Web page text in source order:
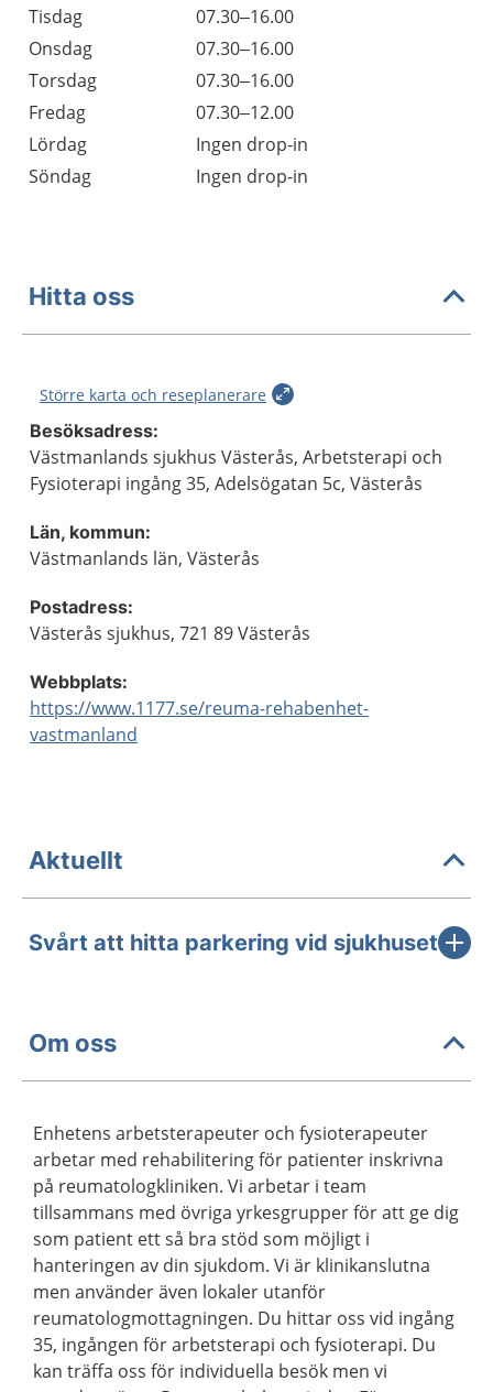
Tisdag
07.30–16.00
Onsdag
07.30–16.00
Torsdag
07.30–16.00
Fredag
07.30–12.00
Lördag
Ingen drop-in
Söndag
Ingen drop-in
Hitta oss
Större karta och reseplanerare
Besöksadress:
Västmanlands sjukhus Västerås, Arbetsterapi och
Fysioterapi ingång 35, Adelsögatan 5c, Västerås
Län, kommun:
Västmanlands län, Västerås
Postadress:
Västerås sjukhus, 721 89 Västerås
Webbplats:
https://www.1177.se/reuma-rehabenhet-
vastmanland
Aktuellt
Svårt att hitta parkering vid sjukhuset
Om oss
Enhetens arbetsterapeuter och fysioterapeuter
arbetar med rehabilitering för patienter inskrivna
på reumatologkliniken. Vi arbetar i team
tillsammans med övriga yrkesgrupper för att ge dig
som patient ett så bra stöd som möjligt i
hanteringen av din sjukdom. Vi är klinikanslutna
men använder även lokaler utanför
reumatologmottagningen. Du hittar oss vid ingång
35, ingången för arbetsterapi och fysioterapi. Du
kan träffa oss för individuella besök men vi